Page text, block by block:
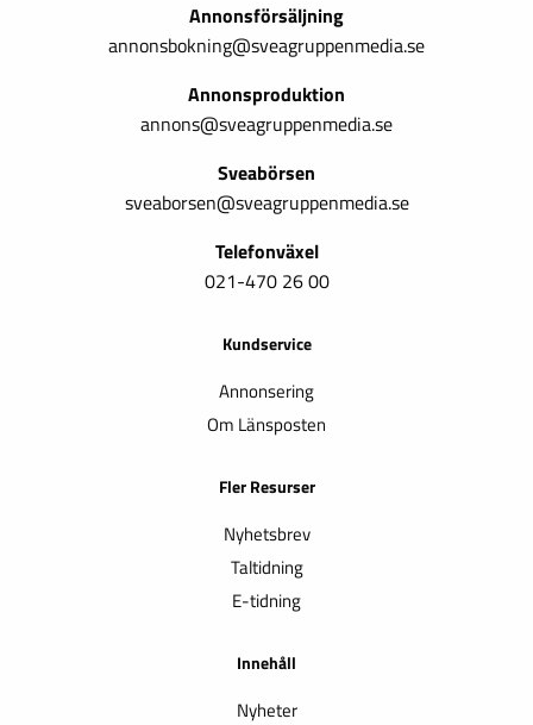
Annonsförsäljning
annonsbokning@sveagruppenmedia.se
Annonsproduktion
annons@sveagruppenmedia.se
Sveabörsen
sveaborsen@sveagruppenmedia.se
Telefonväxel
021-470 26 00
Kundservice
Annonsering
Om Länsposten
Fler Resurser
Nyhetsbrev
Taltidning
E-tidning
Innehåll
Nyheter